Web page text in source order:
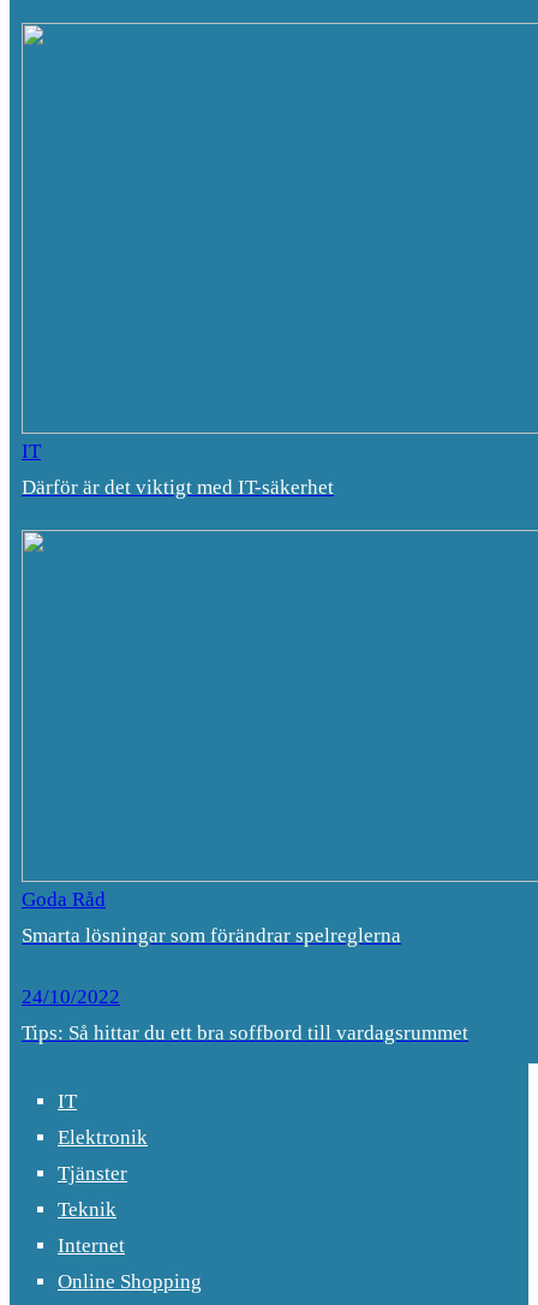
IT
Därför är det viktigt med IT-säkerhet
Goda Råd
Smarta lösningar som förändrar spelreglerna
24/10/2022
Tips: Så hittar du ett bra soffbord till vardagsrummet
IT
Elektronik
Tjänster
Teknik
Internet
Online Shopping